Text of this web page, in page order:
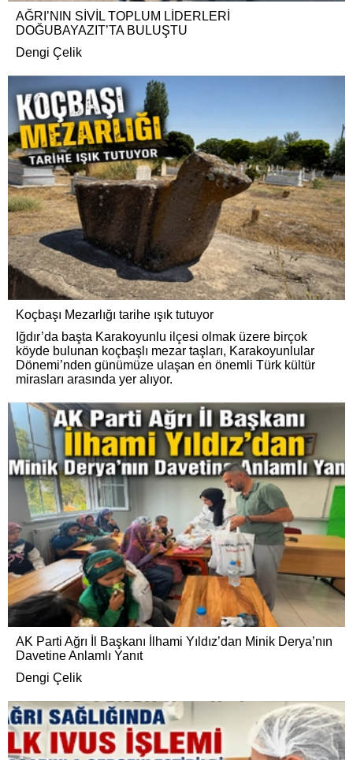
AĞRI’NIN SİVİL TOPLUM LİDERLERİ
DOĞUBAYAZIT’TA BULUŞTU
Dengi Çelik
Koçbaşı Mezarlığı tarihe ışık tutuyor
Iğdır’da başta Karakoyunlu ilçesi olmak üzere birçok
köyde bulunan koçbaşlı mezar taşları, Karakoyunlular
Dönemi’nden günümüze ulaşan en önemli Türk kültür
mirasları arasında yer alıyor.
AK Parti Ağrı İl Başkanı İlhami Yıldız’dan Minik Derya’nın
Davetine Anlamlı Yanıt
Dengi Çelik